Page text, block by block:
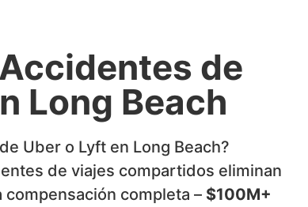
de
Long Beach
Uber o Lyft en Long Beach?
de viajes compartidos eliminan
completa – $100M+